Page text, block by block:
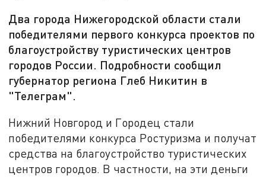
Два города Нижегородской области стали
победителями первого конкурса проектов по
благоустройству туристических центров
городов России. Подробности сообщил
губернатор региона Глеб Никитин в
"Телеграм".
Нижний Новгород и Городец стали
победителями конкурса Ростуризма и получат
средства на благоустройство туристических
центров городов. В частности, на эти деньги